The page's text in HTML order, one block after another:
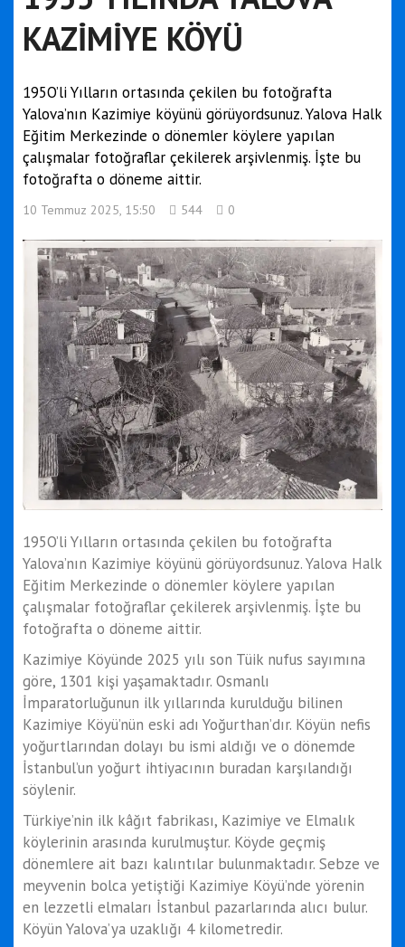
KAZİMİYE KÖYÜ
195O’li Yılların ortasında çekilen bu fotoğrafta
Yalova’nın Kazimiye köyünü görüyordsunuz. Yalova Halk
Eğitim Merkezinde o dönemler köylere yapılan
çalışmalar fotoğraflar çekilerek arşivlenmiş. İşte bu
fotoğrafta o döneme aittir.
10 Temmuz 2025, 15:50 544 0
195O’li Yılların ortasında çekilen bu fotoğrafta
Yalova’nın Kazimiye köyünü görüyordsunuz. Yalova Halk
Eğitim Merkezinde o dönemler köylere yapılan
çalışmalar fotoğraflar çekilerek arşivlenmiş. İşte bu
fotoğrafta o döneme aittir.
Kazimiye Köyünde 2025 yılı son Tüik nufus sayımına
göre, 1301 kişi yaşamaktadır. Osmanlı
İmparatorluğunun ilk yıllarında kurulduğu bilinen
Kazimiye Köyü’nün eski adı Yoğurthan’dır. Köyün nefis
yoğurtlarından dolayı bu ismi aldığı ve o dönemde
İstanbul’un yoğurt ihtiyacının buradan karşılandığı
söylenir.
Türkiye’nin ilk kâğıt fabrikası, Kazimiye ve Elmalık
köylerinin arasında kurulmuştur. Köyde geçmiş
dönemlere ait bazı kalıntılar bulunmaktadır. Sebze ve
meyvenin bolca yetiştiği Kazimiye Köyü’nde yörenin
en lezzetli elmaları İstanbul pazarlarında alıcı bulur.
Köyün Yalova’ya uzaklığı 4 kilometredir.